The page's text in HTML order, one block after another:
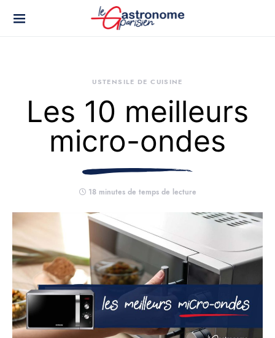
USTENSILE DE CUISINE
Les 10 meilleurs
micro-ondes
18 minutes de temps de lecture